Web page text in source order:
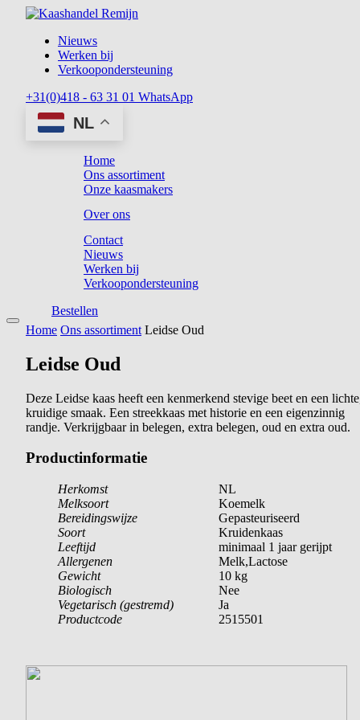
Nieuws
Werken bij
Verkoopondersteuning
+31(0)418 - 63 31 01 WhatsApp
NL
Home
Ons assortiment
Onze kaasmakers
Over ons
Contact
Nieuws
Werken bij
Verkoopondersteuning
Bestellen
Home Ons assortiment Leidse Oud
Leidse Oud
Deze Leidse kaas heeft een kenmerkend stevige beet en een
kruidige smaak. Een streekkaas met historie en een eigenzinnig
randje. Verkrijgbaar in belegen, extra belegen, oud en extra oud.
Productinformatie
Herkomst
NL
Melksoort
Koemelk
Bereidingswijze
Gepasteuriseerd
Soort
Kruidenkaas
Leeftijd
minimaal 1 jaar gerijpt
Allergenen
Melk,Lactose
Gewicht
10 kg
Biologisch
Nee
Vegetarisch (gestremd)
Ja
Productcode
2515501